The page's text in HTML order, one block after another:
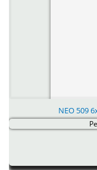
NEO 509